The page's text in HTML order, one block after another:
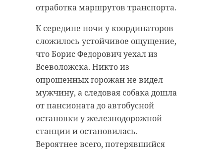
отработка маршрутов транспорта.
К середине ночи у координаторов
сложилось устойчивое ощущение,
что Борис Федорович уехал из
Всеволожска. Никто из
опрошенных горожан не видел
мужчину, а следовая собака дошла
от пансионата до автобусной
остановки у железнодорожной
станции и остановилась.
Вероятнее всего, потерявшийся